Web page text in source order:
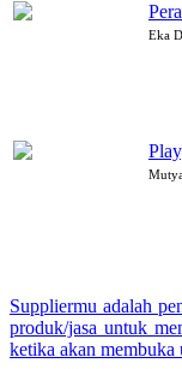
Eka
Suppliermu adalah
produk/jasa untuk
ketika akan membuka